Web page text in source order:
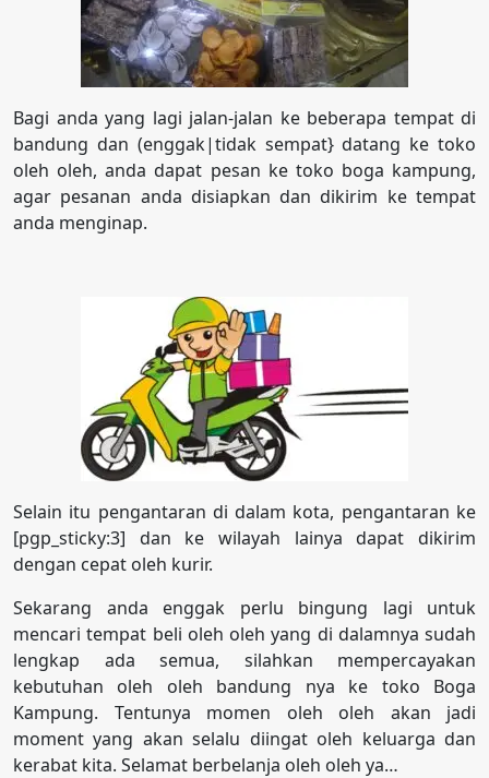
Bagi anda yang lagi jalan-jalan ke beberapa tempat di
bandung dan (enggak|tidak sempat} datang ke toko
oleh oleh, anda dapat pesan ke toko boga kampung,
agar pesanan anda disiapkan dan dikirim ke tempat
anda menginap.
Selain itu pengantaran di dalam kota, pengantaran ke
[pgp_sticky:3] dan ke wilayah lainya dapat dikirim
dengan cepat oleh kurir.
Sekarang anda enggak perlu bingung lagi untuk
mencari tempat beli oleh oleh yang di dalamnya sudah
lengkap ada semua, silahkan mempercayakan
kebutuhan oleh oleh bandung nya ke toko Boga
Kampung. Tentunya momen oleh oleh akan jadi
moment yang akan selalu diingat oleh keluarga dan
kerabat kita. Selamat berbelanja oleh oleh ya…